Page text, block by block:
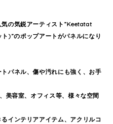
の気鋭アーティスト”Keetatat
)”のポップアートがパネルになり
パネル、傷や汚れにも強く、お手
美容室、オフィス等、様々な空間
インテリアアイテム、アクリルコ